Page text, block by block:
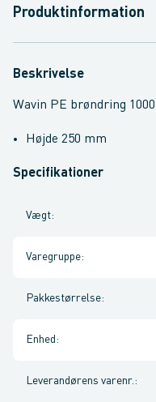
Produktinformation
Beskrivelse
Wavin PE brøndring
Højde 250 mm
Specifikationer
Vægt:
Varegruppe:
Pakkestørrelse:
Enhed :
Leverandørens varenr. :